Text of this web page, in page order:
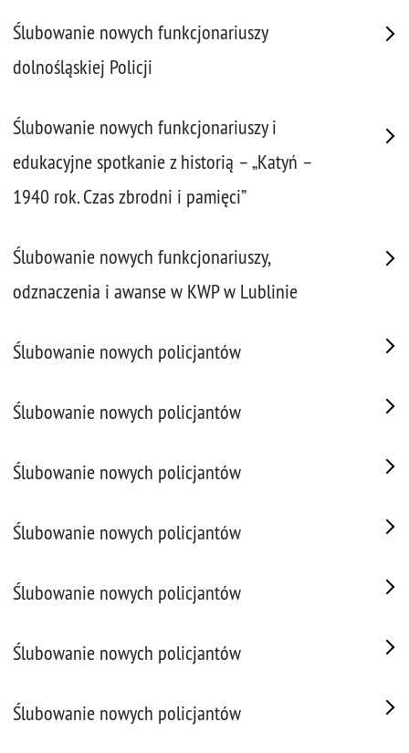
Ślubowanie nowych funkcjonariuszy
dolnośląskiej Policji
Ślubowanie nowych funkcjonariuszy i
edukacyjne spotkanie z historią – „Katyń –
1940 rok. Czas zbrodni i pamięci”
Ślubowanie nowych funkcjonariuszy,
odznaczenia i awanse w KWP w Lublinie
Ślubowanie nowych policjantów
Ślubowanie nowych policjantów
Ślubowanie nowych policjantów
Ślubowanie nowych policjantów
Ślubowanie nowych policjantów
Ślubowanie nowych policjantów
Ślubowanie nowych policjantów